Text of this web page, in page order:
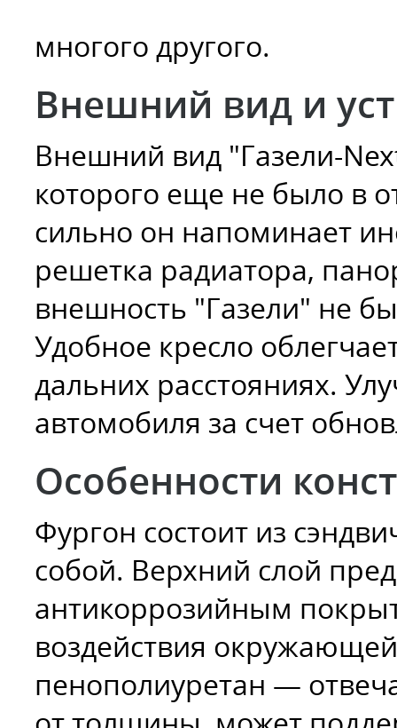
многого другого.
Внешний вид и
Внешний вид "Газели-
которого еще не было в
сильно он напоминает
решетка радиатора,
внешность "Газели" не
Удобное кресло
дальних расстояниях.
автомобиля за счет
Особенности
Фургон состоит из
собой. Верхний слой
антикоррозийным
воздействия
пенополиуретан —